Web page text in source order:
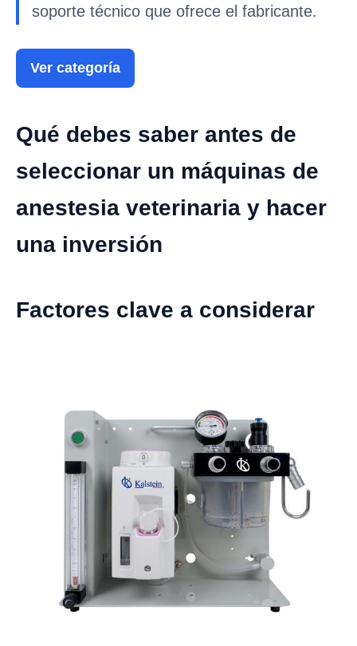
soporte técnico que ofrece el fabricante.
Ver categoría
Qué debes saber antes de
seleccionar un máquinas de
anestesia veterinaria y hacer
una inversión
Factores clave a considerar